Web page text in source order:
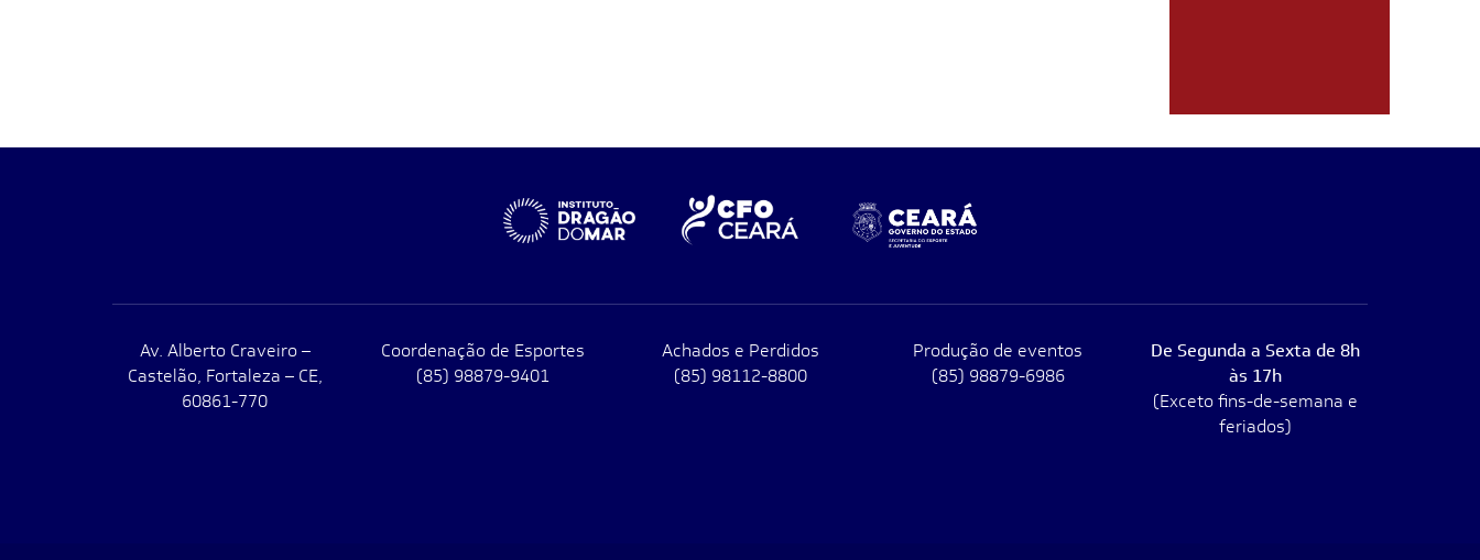
Av. Alberto Craveiro –
Castelão, Fortaleza – CE,
60861-770
Coordenação de Esportes
(85) 98879-9401
Achados e Perdidos
(85) 98112-8800
Produção de eventos
(85) 98879-6986
De Segunda a Sexta de 8h
às 17h
(Exceto fins-de-semana e
feriados)